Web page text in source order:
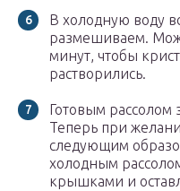
В холодную воду
размешиваем.
минут, чтобы
растворились.
Готовым рассолом
Теперь при
следующим
холодным
крышками и